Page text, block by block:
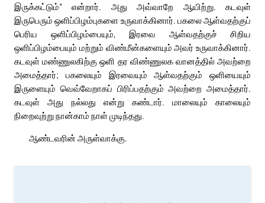
இருக்கட்டும்” என்றார். அது அவ்வாறே ஆயிற்று. கடவுள்
இருபெரும் ஒளிப்பிழம்புகளை உருவாக்கினார். பகலை ஆள்வதற்குப்
பெரிய ஒளிப்பிழம்பையும், இரவை ஆள்வதற்குச் சிறிய
ஒளிப்பிழம்பையும் மற்றும் விண்மீன்களையும் அவர் உருவாக்கினார்.
கடவுள் மண்ணுலகிற்கு ஒளி தர விண்ணுலக வானத்தில் அவற்றை
அமைத்தார்; பகலையும் இரவையும் ஆள்வதற்கும் ஒளியையும்
இருளையும் வெவ்வேறாகப் பிரிப்பதற்கும் அவற்றை அமைத்தார்.
கடவுள் அது நல்லது என்று கண்டார். மாலையும் காலையும்
நிறைவுற்று நான்காம் நாள் முடிந்தது.
ஆண்டவரின் அருள்வாக்கு.